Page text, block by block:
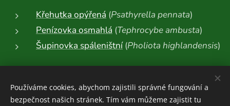
Křehutka opýřená (Psathyrella pennata)
Penízovka osmahlá (Tephrocybe ambusta)
Šupinovka spáleništní(Pholiota highlandensis)
Další fotografie:
Používáme cookies, abychom zajistili správné fungování a
bezpečnost našich stránek. Tím vám můžeme zajistit tu